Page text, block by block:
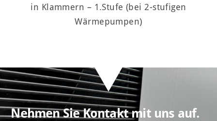
in Klammern – 1.Stufe (bei 2-stufigen
Wärmepumpen)
Nehmen Sie Kontakt mit uns auf.